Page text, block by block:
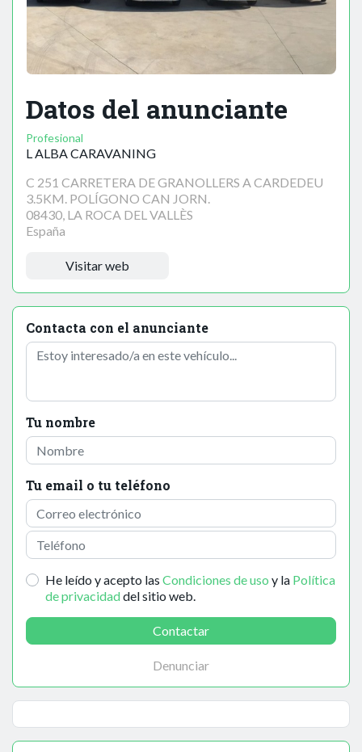
Datos del anunciante
Profesional
L ALBA CARAVANING
C 251 CARRETERA DE GRANOLLERS A CARDEDEU
3.5KM. POLÍGONO CAN JORN.
08430, LA ROCA DEL VALLÈS
España
Visitar web
Contacta con el anunciante
Tu nombre
Tu email o tu teléfono
He leído y acepto las Condiciones de uso y la Política
de privacidaddel sitio web.
Contactar
Denunciar